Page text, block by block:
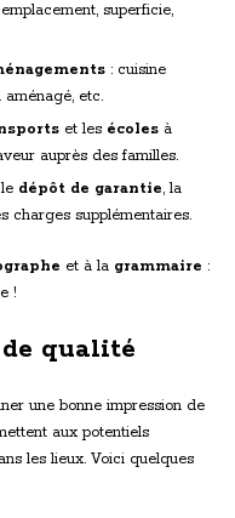
superficie,
: cuisine
etc.
et les écoles à
auprès des familles.
le dépôt de garantie, la
charges supplémentaires.
et à la grammaire :
!
qualité
une bonne impression de
aux potentiels
les lieux. Voici quelques